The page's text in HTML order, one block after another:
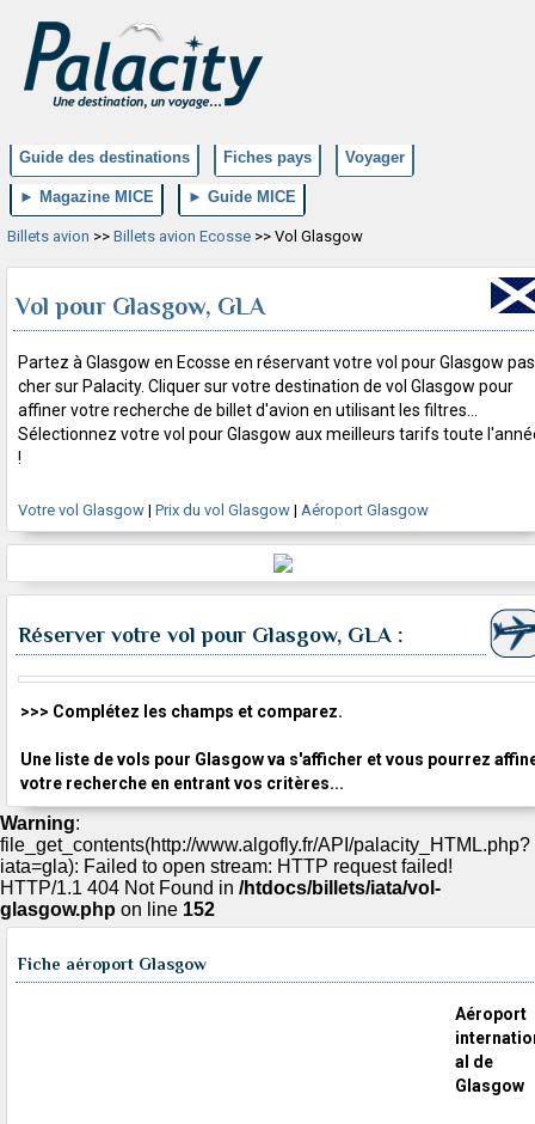
Guide des destinations Fiches pays Voyager
► Magazine MICE ► Guide MICE
Billets avion >> Billets avion Ecosse >> Vol Glasgow
Vol pour Glasgow, GLA
Partez à Glasgow en Ecosse en réservant votre vol pour Glasgow pas
cher sur Palacity. Cliquer sur votre destination de vol Glasgow pour
affiner votre recherche de billet d'avion en utilisant les filtres...
Sélectionnez votre vol pour Glasgow aux meilleurs tarifs toute
!
Votre vol Glasgow | Prix du vol Glasgow | Aéroport Glasgow
Réserver votre vol pour Glasgow, GLA :
>>> Complétez les champs et comparez.
Une liste de vols pour Glasgow va s'afficher et vous pourrez
votre recherche en entrant vos critères...
Warning:
file_get_contents(http://www.algofly.fr/API/palacity_HTML.php?
iata=gla): Failed to open stream: HTTP request failed!
HTTP/1.1 404 Not Found in /htdocs/billets/iata/vol-
glasgow.php on line 152
Fiche aéroport Glasgow
Aéroport
al de
Glasgow